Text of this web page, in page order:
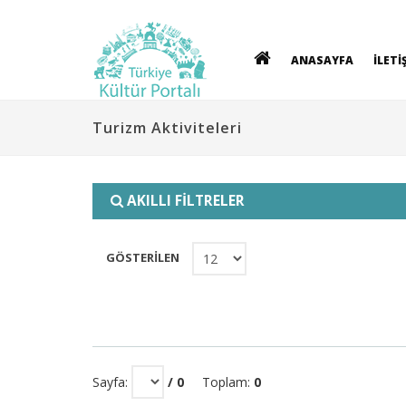
ANASAYFA
Turizm Aktiviteleri
AKILLI FİLTRELER
GÖSTERİLEN
Sayfa: / 0 Toplam: 0